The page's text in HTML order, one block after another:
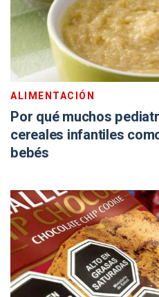
ALIMENTACIÓN
Por qué muchos
cereales infantiles
bebés